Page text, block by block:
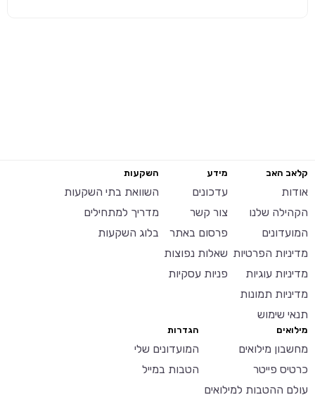
קלאב האב
אודות
הקהילה שלנו
המועדונים
מדיניות הפרטיות
מדיניות עוגיות
מדיניות תמונות
תנאי שימוש
מידע
עדכונים
צור קשר
פרסום באתר
שאלות נפוצות
פניות עסקיות
השקעות
השוואת בתי השקעות
מדריך למתחילים
בלוג השקעות
מילואים
מחשבון מילואים
כרטיס פייטר
עולם ההטבות למילואים
הגדרות
המועדונים שלי
הטבות במייל